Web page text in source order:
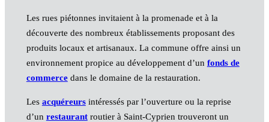
Les rues piétonnes invitaient à la promenade et à la
découverte des nombreux établissements proposant des
produits locaux et artisanaux. La commune offre ainsi un
environnement propice au développement d’un fonds de
commercedans le domaine de la restauration.
Les acquéreursintéressés par l’ouverture ou la reprise
d’un restaurantroutier à Saint-Cyprien trouveront un